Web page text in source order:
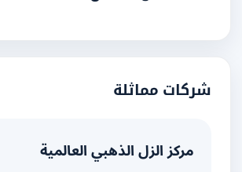
شركات مماثلة
مركز الزل الذهبي العالمية